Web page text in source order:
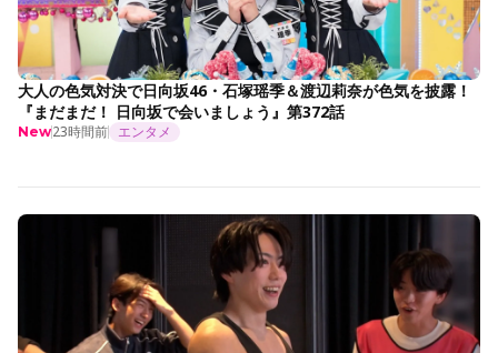
大人の色気対決で日向坂46・石塚瑶季＆渡辺莉奈が色気を披露！
『まだまだ！ 日向坂で会いましょう』第372話
New23時間前 エンタメ